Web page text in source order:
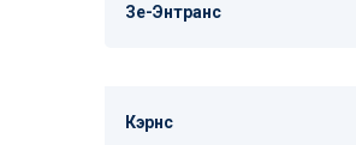
Зе-Энтранс
Кэрнс